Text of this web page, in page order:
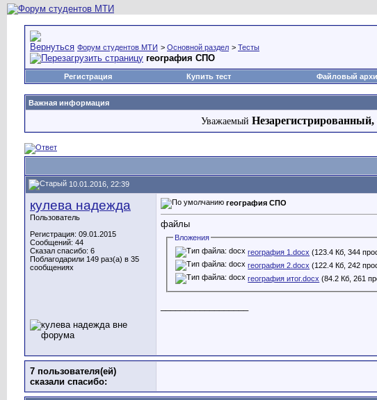
Форум студентов МТИ > Основной раздел > Тесты
география СПО
Регистрация Купить тест Файловый
Важная информация
Уважаемый Незарегистрированный,
10.01.2016, 22:39
кулева надежда
Пользователь
Регистрация: 09.01.2015
Сообщений: 44
Сказал спасибо: 6
Поблагодарили 149 раз(а) в 35
сообщениях
география СПО
файлы
Вложения
география 1.docx (123.4 Кб, 344
география 2.docx (122.4 Кб, 242
география итог.docx (84.2 Кб, 261
7 пользователя(ей)
сказали cпасибо: